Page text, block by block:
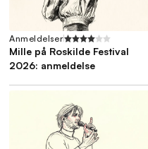
Anmeldelser
Mille på Roskilde Festival
2026: anmeldelse